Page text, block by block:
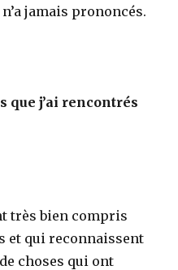
jamais prononcés.
que j’ai rencontrés
très bien compris
et qui reconnaissent
choses qui ont